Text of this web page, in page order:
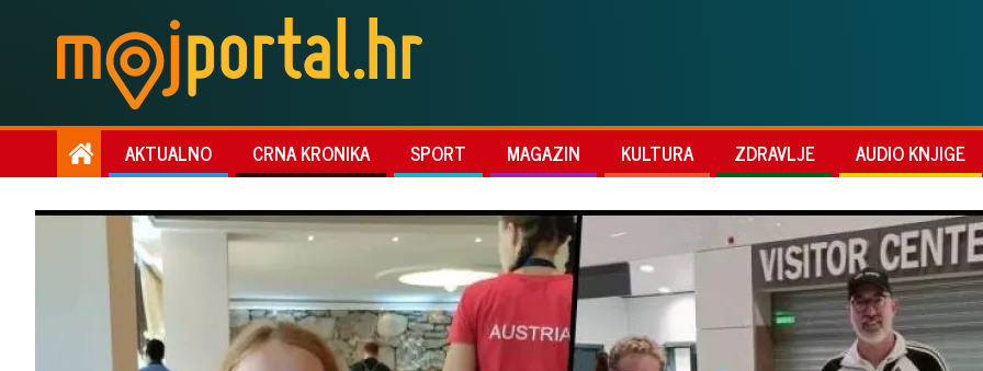
AKTUALNO CRNA KRONIKA SPORT MAGAZIN KULTURA ZDRAVLJE AUDIO KNJIGE